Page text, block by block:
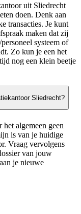
uit Sliedrecht
doen. Denk aan
transacties. Je kunt
maken dat zij
systeem of
Zo kun je een het
nog een klein beetje
Sliedrecht?
algemeen geen
is van je huidige
Vraag vervolgens
van jouw
je nieuwe